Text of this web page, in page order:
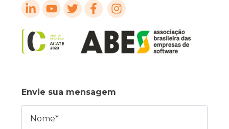
Envie sua mensagem